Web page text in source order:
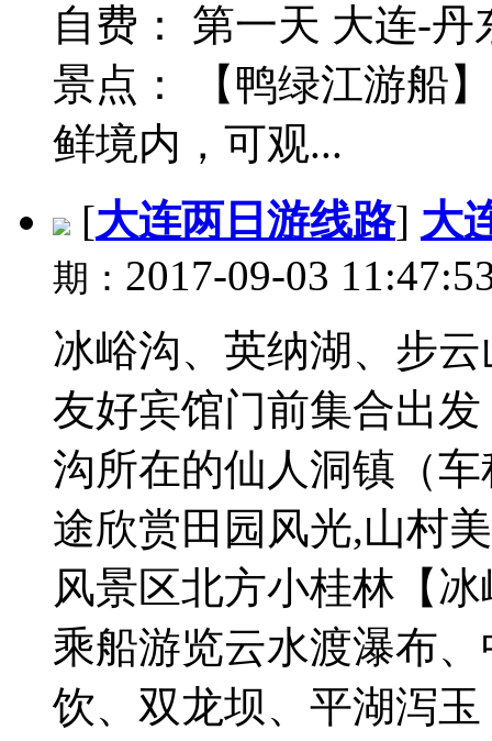
自费： 第一天 大连-
景点： 【鸭绿江游船
鲜境内，可观...
[大连两日游线路] 大
期： 2017-09-03
冰峪沟、英纳湖、步
友好宾馆门前集合出
沟所在的仙人洞镇（
途欣赏田园风光,山村
风景区北方小桂林【
乘船游览云水渡瀑布
饮、双龙坝、平湖泻